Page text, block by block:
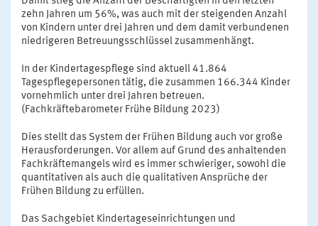
zehn Jahren um 56%, was auch mit der steigenden Anzahl
von Kindern unter drei Jahren und dem damit verbundenen
niedrigeren Betreuungsschlüssel zusammenhängt.
In der Kindertagespflege sind aktuell 41.864
Tagespflegepersonen tätig, die zusammen 166.344 Kinder
vornehmlich unter drei Jahren betreuen.
(Fachkräftebarometer Frühe Bildung 2023)
Dies stellt das System der Frühen Bildung auch vor große
Herausforderungen. Vor allem auf Grund des anhaltenden
Fachkräftemangels wird es immer schwieriger, sowohl die
quantitativen als auch die qualitativen Ansprüche der
Frühen Bildung zu erfüllen.
Das Sachgebiet Kindertageseinrichtungen und